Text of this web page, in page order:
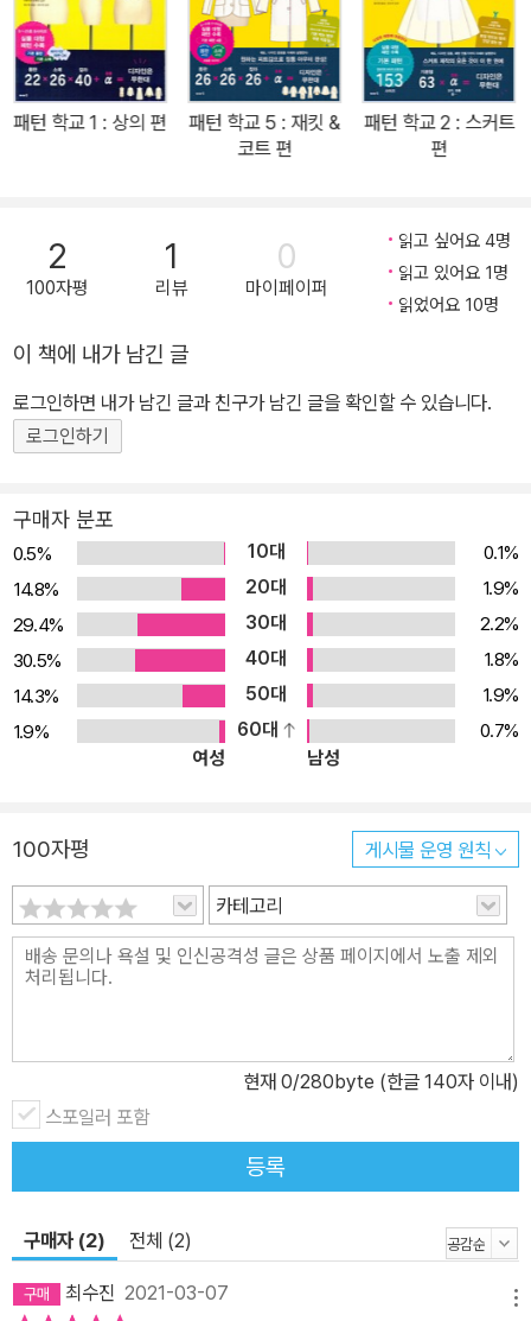
형을 소개하여 누구나 취향에 맞는 디자인을 연출할 수 있다. 이들의
조합 응용 방법에 따라 원피스 베리에이션이 무한대로 넓어진다. 원
형이 되는 몸판과 소매의 기본 패턴은 다양한 사이즈로 전개한 실물
대형 패턴(몸판은 WL에서 윗부분)을 수록. 대부분의 디자인은 이 기
본 패턴에서 전개해 손쉽게 패턴을 만들 수 있다. 또 길이 차이에 따른
치가 있는 패턴 매뉴얼 북이다. 원피스를 만들 때 필요한 기본적인 박
는 순서, 목둘레 안단 마무리(트임 있는 경우, 숨김 지퍼 트임의 경
우), 칼라 밴드 달린 셔츠 칼라와 셔츠 칼라 만드는 법, 슬래시 트임,
법, 안감 패턴 만드는 법 등 반드시 알아야 할 박음질 정보를 따로 모
아서 꼼꼼하게 수록한 보존판 스페셜 부록도 처음 원피스 만들기에
도전하는 초보자에게 큰 도움이 될 것이다. 디자인의 가능성은 무한
만들어볼 수 있다. 직접 천을 고르고 자신이 원하는 스타일을 골라 만
들면 한결 애착이 생기고 체형에 꼭 맞는 ‘나만의 옷’으로 완성된다.
이 책을 활용해 나만의 독창적인 디자인으로 멋진 스타일을 연출해보
자. “패턴의 교과서, 원피스 편” “이 한 권이면 당신도 디자이너가 될
수 있다!” 세계 패션 스쿨 2위, 문화복장학원(Bunka Fashion Colle
ge). 2015년 영국의 패션 전문 온라인 매체인 <비즈니스 오브 패션
(BoF)>이 선정한 순위다. 이제 세계적인 명문 패션 스쿨 문화복장학
원의 디자인 수업을 《패턴 학교》를 통해 직접 경험해보자! 전통의 학
교에서 오랜 시간 축적해온 옷 만들기 교육의 경험과 노하우가 이 한
의 편》, 2017년 《패턴 학교 Vol. 2 스커트 편》, 2018년 《패턴 학교
Vol. 3 팬츠 편》이 국내에 첫선을 보이면서 널리 퍼져 지금까지 꾸준
히 양재 부문 베스트셀러로 독보적 존재감을 자랑하고 있다. 더불어
“이 책 한 권으로 충분하다” “나이 들어서 공부하는 즐거움을 느끼게
해줘서 고맙다” “그동안 이런 책을 기다렸다”는 뜨거운 호응과 관심
스타일 욕구를 자극하는 마법의 책 바느질이 익숙해지면 슬슬 직접
디자인해서 나만의 옷을 만들어보고 싶은 마음이 생긴다. ‘이 멋진 천
으로 패널라인 몸판에 퍼프 슬리브, 사랑스러운 셔츠 칼라를 달아 원
피스를 만들면 좋겠다.’ ‘키가 작아서 매번 원피스 길이가 어정쩡한데,
바로 이런 많은 분들의 욕구를 실현시켜 주는 소중한 교과서다. 책에
있는 기본적인 디자인과 패턴을 마스터하면 누구나 어엿한 디자이너
가 될 수 있다! 세상에서 단 하나뿐인 개성 만점의 옷을 만들 수 있다!
패턴 학교 1 : 상의 편
패턴 학교 5 : 재킷 &
코트 편
패턴 학교 2 : 스커트
편
2
100자평
1
리뷰
0
마이페이퍼
읽고 싶어요 4명
읽고 있어요 1명
읽었어요 10명
이 책에 내가 남긴 글
로그인하면 내가 남긴 글과 친구가 남긴 글을 확인할 수 있습니다.
로그인하기
구매자 분포
0.5% 10대
0.1%
14.8%
20대
1.9%
29.4%
30대
2.2%
30.5%
40대
1.8%
14.3%
50대
1.9%
1.9%
60대
0.7%
여성
남성
100자평 게시물 운영 원칙
카테고리
현재 0/280byte (한글 140자 이내)
스포일러 포함
등록
구매자 (2) 전체 (2)
최수진 2021-03-07